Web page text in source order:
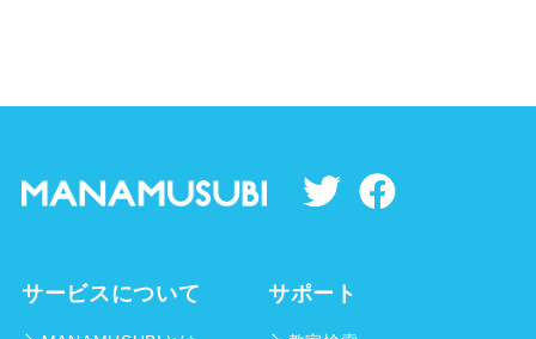
サービスについて サポート